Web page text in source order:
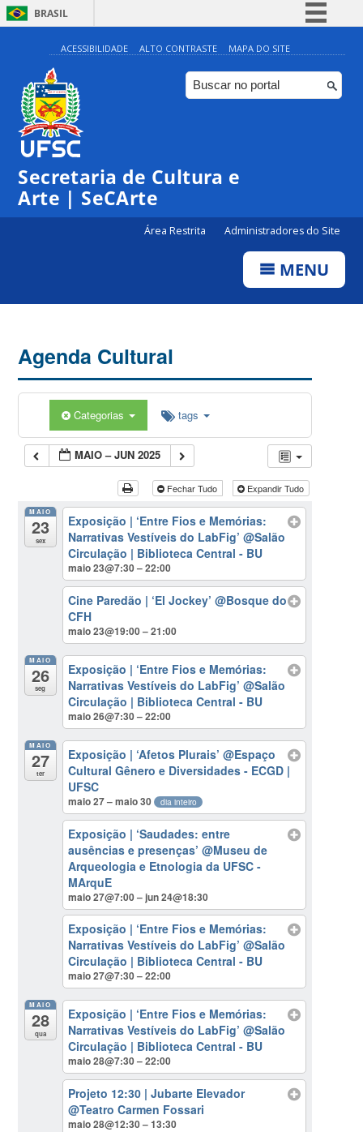
BRASIL
Simplifique!
Comunica BR
Participe
ACESSIBILIDADE ALTO CONTRASTE MAPA DO SITE
Secretaria de Cultura e
Arte | SeCArte
Área Restrita Administradores do Site
MENU
Agenda Cultural
Categorias tags
MAIO – JUN 2025
Fechar Tudo Expandir Tudo
MAIO
23
sex
Exposição | ‘Entre Fios e Memórias:
Narrativas Vestíveis do LabFig’@Salão
Circulação | Biblioteca Central - BU
maio 23@7:30 – 22:00
Cine Paredão | ‘El Jockey’@Bosque do
CFH
maio 23@19:00 – 21:00
MAIO
26
seg
Exposição | ‘Entre Fios e Memórias:
Narrativas Vestíveis do LabFig’@Salão
Circulação | Biblioteca Central - BU
maio 26@7:30 – 22:00
MAIO
27
ter
Exposição | ‘Afetos Plurais’@Espaço
Cultural Gênero e Diversidades - ECGD |
UFSC
maio 27 – maio 30 dia inteiro
Exposição | ‘Saudades: entre
ausências e presenças’@Museu de
Arqueologia e Etnologia da UFSC -
MArquE
maio 27@7:00 – jun 24@18:30
Exposição | ‘Entre Fios e Memórias:
Narrativas Vestíveis do LabFig’@Salão
Circulação | Biblioteca Central - BU
maio 27@7:30 – 22:00
MAIO
28
qua
Exposição | ‘Entre Fios e Memórias:
Narrativas Vestíveis do LabFig’@Salão
Circulação | Biblioteca Central - BU
maio 28@7:30 – 22:00
Projeto 12:30 | Jubarte Elevador
@Teatro Carmen Fossari
maio 28@12:30 – 13:30